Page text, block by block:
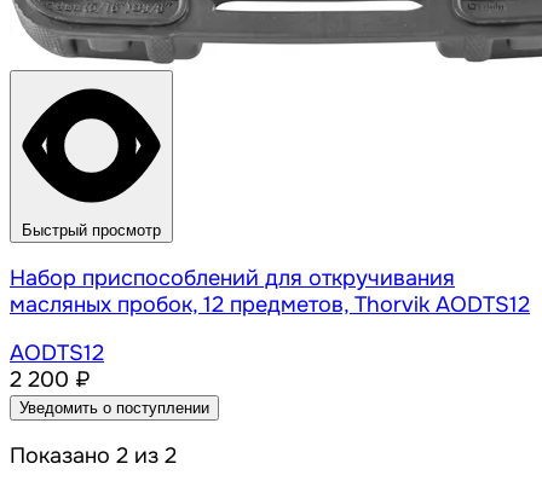
Быстрый просмотр
Набор приспособлений для откручивания
масляных пробок, 12 предметов, Thorvik AODTS12
AODTS12
2 200 ₽
Уведомить о поступлении
Показано 2 из 2